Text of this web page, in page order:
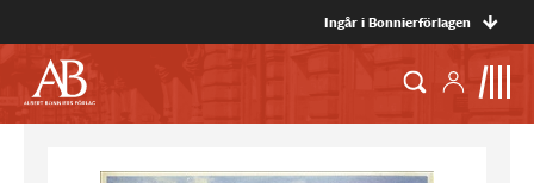
Ingår i Bonnierförlagen